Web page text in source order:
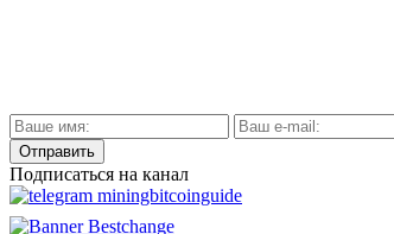
Подписаться на канал